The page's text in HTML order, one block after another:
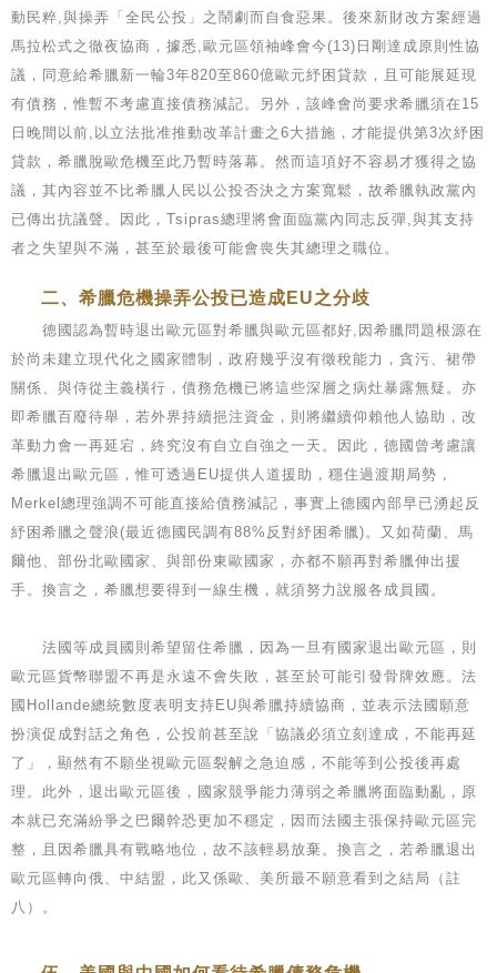
動民粹,與操弄「全民公投」之鬧劇而自食惡果。後來新財改方案經過
馬拉松式之徹夜協商，據悉,歐元區領袖峰會今(13)日剛達成原則性協
議，同意給希臘新一輪3年820至860億歐元紓困貸款，且可能展延現
有債務，惟暫不考慮直接債務減記。另外，該峰會尚要求希臘須在15
日晚間以前,以立法批准推動改革計畫之6大措施，才能提供第3次紓困
貸款，希臘脫歐危機至此乃暫時落幕。然而這項好不容易才獲得之協
議，其內容並不比希臘人民以公投否決之方案寬鬆，故希臘執政黨內
已傳出抗議聲。因此，Tsipras總理將會面臨黨內同志反彈,與其支持
者之失望與不滿，甚至於最後可能會喪失其總理之職位。
二、希臘危機操弄公投已造成EU之分歧
德國認為暫時退出歐元區對希臘與歐元區都好,因希臘問題根源在
於尚未建立現代化之國家體制，政府幾乎沒有徵稅能力，貪污、裙帶
關係、與侍從主義橫行，債務危機已將這些深層之病灶暴露無疑。亦
即希臘百廢待舉，若外界持續挹注資金，則將繼續仰賴他人協助，改
革動力會一再延宕，終究沒有自立自強之一天。因此，德國曾考慮讓
希臘退出歐元區，惟可透過EU提供人道援助，穩住過渡期局勢，
Merkel總理強調不可能直接給債務減記，事實上德國內部早已湧起反
紓困希臘之聲浪(最近德國民調有88%反對紓困希臘)。又如荷蘭、馬
爾他、部份北歐國家、與部份東歐國家，亦都不願再對希臘伸出援
手。換言之，希臘想要得到一線生機，就須努力說服各成員國。
法國等成員國則希望留住希臘，因為一旦有國家退出歐元區，則
歐元區貨幣聯盟不再是永遠不會失敗，甚至於可能引發骨牌效應。法
國Hollande總統數度表明支持EU與希臘持續協商，並表示法國願意
扮演促成對話之角色，公投前甚至說「協議必須立刻達成，不能再延
了」，顯然有不願坐視歐元區裂解之急迫感，不能等到公投後再處
理。此外，退出歐元區後，國家競爭能力薄弱之希臘將面臨動亂，原
本就已充滿紛爭之巴爾幹恐更加不穩定，因而法國主張保持歐元區完
整，且因希臘具有戰略地位，故不該輕易放棄。換言之，若希臘退出
歐元區轉向俄、中結盟，此又係歐、美所最不願意看到之結局（註
八）。